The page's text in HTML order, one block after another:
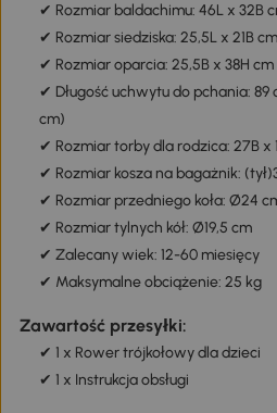
✔ Rozmiar baldachimu: 46L x 32B
✔ Rozmiar siedziska: 25,5L x 21B cm
✔ Rozmiar oparcia: 25,5B x 38H cm
✔ Długość uchwytu do pchania:
cm)
✔ Rozmiar torby dla rodzica: 27B x
✔ Rozmiar kosza na bagażnik:
✔ Rozmiar przedniego koła: Ø24
✔ Rozmiar tylnych kół: Ø19,5 cm
✔ Zalecany wiek: 12-60 miesięcy
✔ Maksymalne obciążenie: 25 kg
Zawartość przesyłki:
✔ 1 x Rower trójkołowy dla dzieci
✔ 1 x Instrukcja obsługi